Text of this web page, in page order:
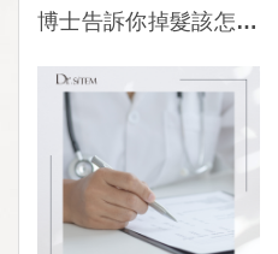
博士告訴你掉髮該怎麼